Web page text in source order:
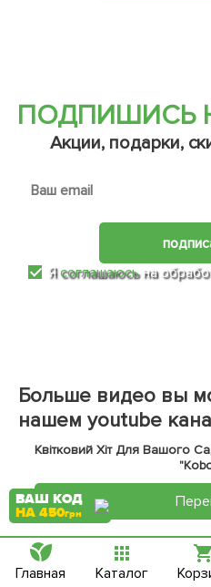
ПОДПИШИСЬ
Акции, подарки,
Ясоглашаюсьна
Больше видео вы
нашем youtube
Квітковий Хіт Для Вашого
Доставка во все
ВАШ КОД
НА 450грн
Главная Каталог